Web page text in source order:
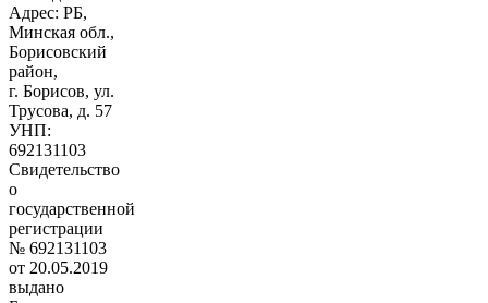
Адрес: РБ,
Минская обл.,
Борисовский
район,
г. Борисов, ул.
Трусова, д. 57
УНП:
692131103
Свидетельство
о
государственной
регистрации
№ 692131103
от 20.05.2019
выдано